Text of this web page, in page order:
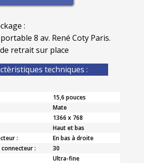
:
8 av. René Coty Paris.
retrait sur place
techniques :
15,6 pouces
Mate
1366 x 768
Haut et bas
:
En bas à droite
:
30
Ultra-fine